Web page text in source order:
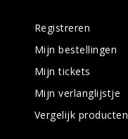
Registreren
Mijn bestellingen
Mijn tickets
Mijn verlanglijstje
Vergelijk producten